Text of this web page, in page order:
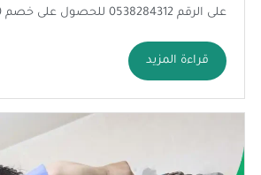
على الرقم 0538284312 للحصول على خصم 40% عند تركيب...
قراءة المزيد